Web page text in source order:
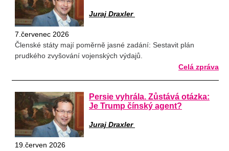
Juraj Draxler
7.červenec 2026
Členské státy mají poměrně jasné zadání: Sestavit plán
prudkého zvyšování vojenských výdajů.
Celá zpráva
Persie vyhrála. Zůstává otázka:
Je Trump čínský agent?
Juraj Draxler
19.červen 2026